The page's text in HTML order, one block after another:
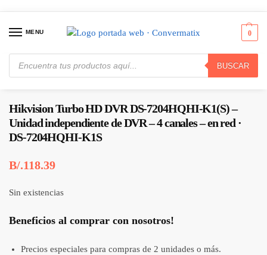
MENU
BUSCAR
0
Inicio / Vigilancia de Video / DVRs / Hikvision Turbo HD DVR DS-7204HQHI-K1(S) – Unidad independiente de DVR – 4 canales – en red · DS-7204HQHI-K1S
Hikvision Turbo HD DVR DS-7204HQHI-K1(S) –
Unidad independiente de DVR – 4 canales – en red ·
DS-7204HQHI-K1S
B/.118.39
Sin existencias
Beneficios al comprar con nosotros!
Precios especiales para compras de 2 unidades o más.